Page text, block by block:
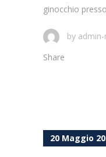
ginocchio
by
Share
20 Maggio